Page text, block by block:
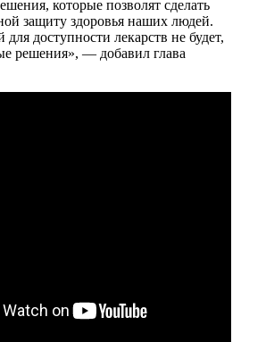
которые позволят сделать
защиту здоровья наших людей.
доступности лекарств не будет,
решения», — добавил глава